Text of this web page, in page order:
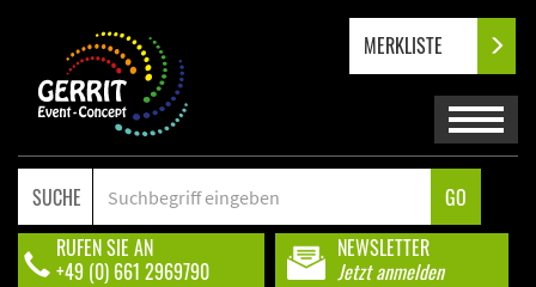
MERKLISTE
SUCHE
GO
RUFEN SIE AN
+49 (0) 661 2969790
NEWSLETTER
Jetzt anmelden